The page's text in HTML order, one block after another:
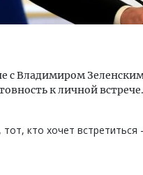
с Владимиром
к личной встрече.
кто хочет встретиться
«Белкур» в Белокурихе